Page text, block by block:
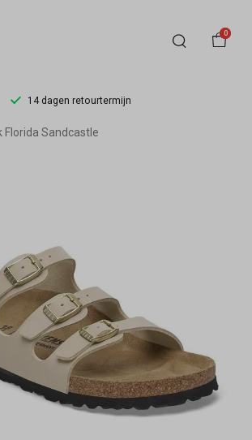
0
14 dagen retourtermijn
Florida Sandcastle